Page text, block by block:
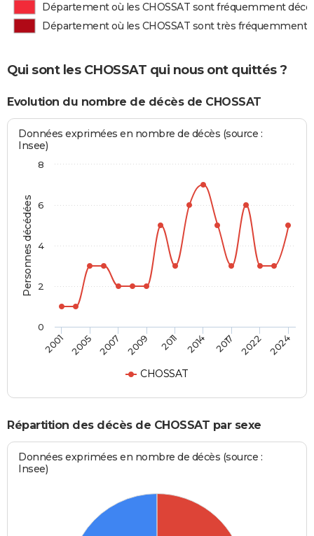
Département où les CHOSSAT sont fréquemment
Département où les CHOSSAT sont très fréquemment
Qui sont les CHOSSAT qui nous ont quittés ?
Evolution du nombre de décès de CHOSSAT
Personnes décédées
Données exprimées en nombre de décès (source :
Insee)
CHOSSAT
2001 2005 2007 2009 2011 2014 2017 2022 2024
0
2
4
6
8
Répartition des décès de CHOSSAT par sexe
Données exprimées en nombre de décès (source :
Insee)